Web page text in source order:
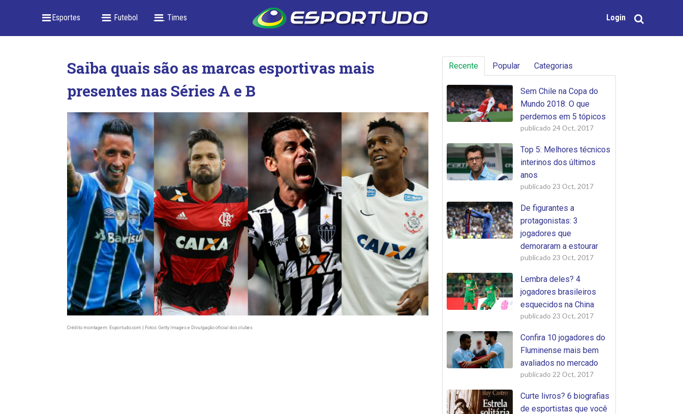
_ Esportes -- _ Futebol ___ Times Login
Saiba quais são as marcas esportivas mais
presentes nas Séries A e B
Crédito montagem: Esportudo.com | Fotos: Getty Images e Divulgação oficial dos clubes
Recente Popular Categorias
Sem Chile na Copa do
Mundo 2018: O que
perdemos em 5 tópicos
publicado 24 Oct, 2017
Top 5: Melhores técnicos
interinos dos últimos
anos
publicado 23 Oct, 2017
De figurantes a
protagonistas: 3
jogadores que
demoraram a estourar
publicado 23 Oct, 2017
Lembra deles? 4
jogadores brasileiros
esquecidos na China
publicado 23 Oct, 2017
Confira 10 jogadores do
Fluminense mais bem
avaliados no mercado
publicado 22 Oct, 2017
Curte livros? 6 biografias
de esportistas que você